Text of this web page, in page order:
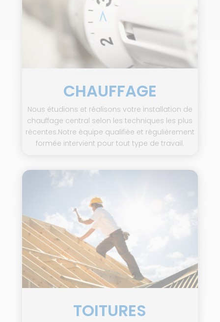
CHAUFFAGE
Nous étudions et réalisons votre installation de
chauffage central selon les techniques les plus
récentes.Notre équipe qualifiée et régulièrement
formée intervient pour tout type de travail.
TOITURES